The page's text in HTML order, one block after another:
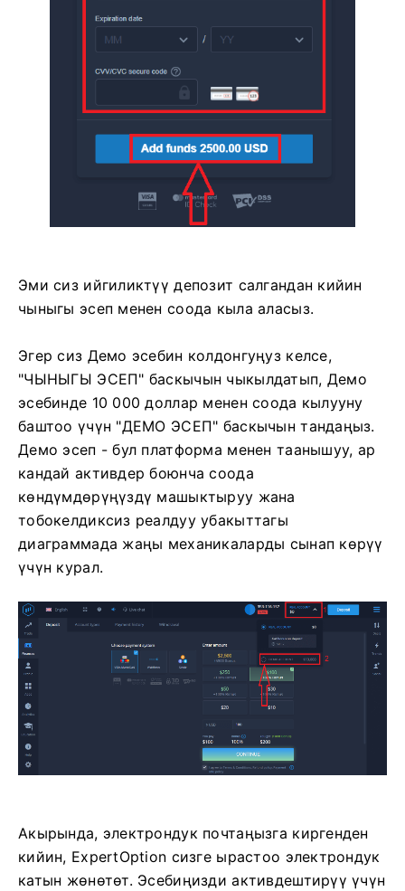
Эми сиз ийгиликтүү депозит салгандан кийин
чыныгы эсеп менен соода кыла аласыз.
Эгер сиз Демо эсебин колдонгуңуз келсе,
"ЧЫНЫГЫ ЭСЕП" баскычын чыкылдатып, Демо
эсебинде 10 000 доллар менен соода кылууну
баштоо үчүн "ДЕМО ЭСЕП" баскычын тандаңыз.
Демо эсеп - бул платформа менен таанышуу, ар
кандай активдер боюнча соода
көндүмдөрүңүздү машыктыруу жана
тобокелдиксиз реалдуу убакыттагы
диаграммада жаңы механикаларды сынап көрүү
үчүн курал.
Акырында, электрондук почтаңызга киргенден
кийин, ExpertOption сизге ырастоо электрондук
катын жөнөтөт. Эсебиңизди активдештирүү үчүн